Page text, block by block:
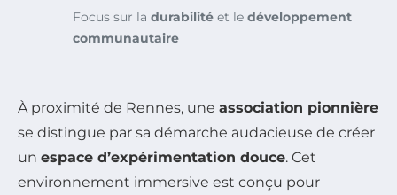
Focus sur la durabilité et le développement
communautaire
À proximité de Rennes, une association pionnière
se distingue par sa démarche audacieuse de créer
un espace d’expérimentation douce. Cet
environnement immersive est conçu pour